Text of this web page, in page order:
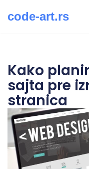
code-art.rs
Kako
sajta pre
stranica